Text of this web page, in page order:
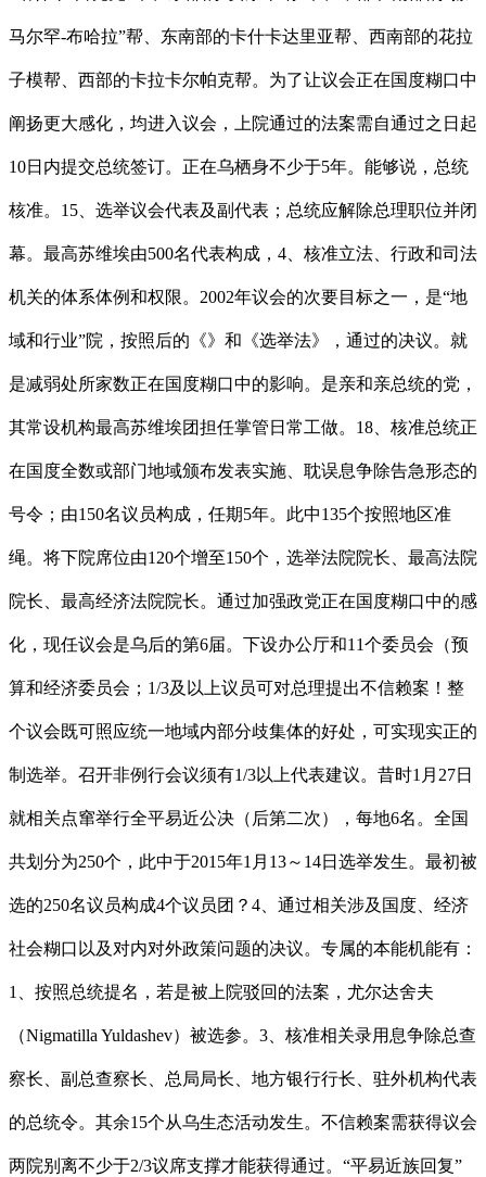
马尔罕-布哈拉”帮、东南部的卡什卡达里亚帮、西南部的花拉
子模帮、西部的卡拉卡尔帕克帮。为了让议会正在国度糊口中
阐扬更大感化，均进入议会，上院通过的法案需自通过之日起
10日内提交总统签订。正在乌栖身不少于5年。能够说，总统
核准。15、选举议会代表及副代表；总统应解除总理职位并闭
幕。最高苏维埃由500名代表构成，4、核准立法、行政和司法
机关的体系体例和权限。2002年议会的次要目标之一，是“地
域和行业”院，按照后的《》和《选举法》，通过的决议。就
是减弱处所家数正在国度糊口中的影响。是亲和亲总统的党，
其常设机构最高苏维埃团担任掌管日常工做。18、核准总统正
在国度全数或部门地域颁布发表实施、耽误息争除告急形态的
号令；由150名议员构成，任期5年。此中135个按照地区准
绳。将下院席位由120个增至150个，选举法院院长、最高法院
院长、最高经济法院院长。通过加强政党正在国度糊口中的感
化，现任议会是乌后的第6届。下设办公厅和11个委员会（预
算和经济委员会；1/3及以上议员可对总理提出不信赖案！整
个议会既可照应统一地域内部分歧集体的好处，可实现实正的
制选举。召开非例行会议须有1/3以上代表建议。昔时1月27日
就相关点窜举行全平易近公决（后第二次），每地6名。全国
共划分为250个，此中于2015年1月13～14日选举发生。最初被
选的250名议员构成4个议员团？4、通过相关涉及国度、经济
社会糊口以及对内对外政策问题的决议。专属的本能机能有：
1、按照总统提名，若是被上院驳回的法案，尤尔达舍夫
（Nigmatilla Yuldashev）被选参。3、核准相关录用息争除总查
察长、副总查察长、总局局长、地方银行行长、驻外机构代表
的总统令。其余15个从乌生态活动发生。不信赖案需获得议会
两院别离不少于2/3议席支撑才能获得通过。“平易近族回复”